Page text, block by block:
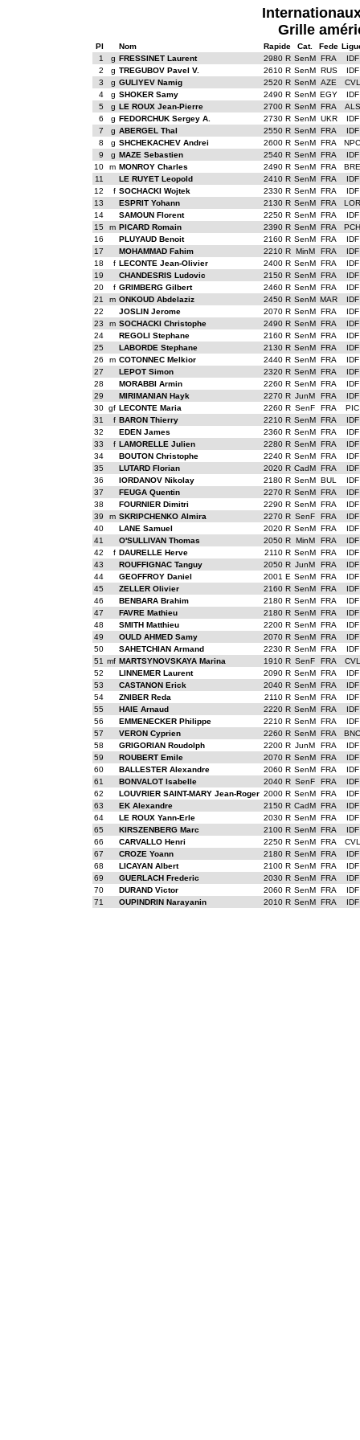
Grille
Pl Nom Rapide Cat. Fede
1
g FRESSINET Laurent 2980 R SenM FRA
IDF
2
g TREGUBOV Pavel V. 2610 R SenM RUS
IDF
3
g GULIYEV Namig 2520 R SenM AZE
CVL
4
g SHOKER Samy 2490 R SenM EGY
IDF
5
g LE ROUX Jean-Pierre 2700 R SenM FRA
ALS
6
g FEDORCHUK Sergey A. 2730 R SenM UKR
IDF
7
g ABERGEL Thal 2550 R SenM FRA
IDF
8
g SHCHEKACHEV Andrei 2600 R SenM FRA
NPC
9
g MAZE Sebastien 2540 R SenM FRA
IDF
10
m MONROY Charles 2490 R SenM FRA
BRE
11
LE RUYET Leopold 2410 R SenM FRA
IDF
12
f SOCHACKI Wojtek 2330 R SenM FRA
IDF
13
ESPRIT Yohann 2130 R SenM FRA
LOR
14
SAMOUN Florent 2250 R SenM FRA
IDF
15
m PICARD Romain 2390 R SenM FRA
PCH
16
PLUYAUD Benoit 2160 R SenM FRA
IDF
17
MOHAMMAD Fahim 2210 R MinM FRA
IDF
18
f LECONTE Jean-Olivier 2400 R SenM FRA
IDF
19
CHANDESRIS Ludovic 2150 R SenM FRA
IDF
20
f GRIMBERG Gilbert 2460 R SenM FRA
IDF
21
m ONKOUD Abdelaziz 2450 R SenM MAR
IDF
22
JOSLIN Jerome 2070 R SenM FRA
IDF
23
m SOCHACKI Christophe 2490 R SenM FRA
IDF
24
REGOLI Stephane 2160 R SenM FRA
IDF
25
LABORDE Stephane 2130 R SenM FRA
IDF
26
m COTONNEC Melkior 2440 R SenM FRA
IDF
27
LEPOT Simon 2320 R SenM FRA
IDF
28
MORABBI Armin 2260 R SenM FRA
IDF
29
MIRIMANIAN Hayk 2270 R JunM FRA
IDF
30 gf LECONTE Maria 2260 R SenF FRA
PIC
31
f BARON Thierry 2210 R SenM FRA
IDF
32
EDEN James 2360 R SenM FRA
IDF
33
f LAMORELLE Julien 2280 R SenM FRA
IDF
34
BOUTON Christophe 2240 R SenM FRA
IDF
35
LUTARD Florian 2020 R CadM FRA
IDF
36
IORDANOV Nikolay 2180 R SenM BUL
IDF
37
FEUGA Quentin 2270 R SenM FRA
IDF
38
FOURNIER Dimitri 2290 R SenM FRA
IDF
39
m SKRIPCHENKO Almira 2270 R SenF FRA
IDF
40
LANE Samuel 2020 R SenM FRA
IDF
41
O'SULLIVAN Thomas 2050 R MinM FRA
IDF
42
f DAURELLE Herve 2110 R SenM FRA
IDF
43
ROUFFIGNAC Tanguy 2050 R JunM FRA
IDF
44
GEOFFROY Daniel 2001 E SenM FRA
IDF
45
ZELLER Olivier 2160 R SenM FRA
IDF
46
BENBARA Brahim 2180 R SenM FRA
IDF
47
FAVRE Mathieu 2180 R SenM FRA
IDF
48
SMITH Matthieu 2200 R SenM FRA
IDF
49
OULD AHMED Samy 2070 R SenM FRA
IDF
50
SAHETCHIAN Armand 2230 R SenM FRA
IDF
51 mf MARTSYNOVSKAYA Marina 1910 R SenF FRA
CVL
52
LINNEMER Laurent 2090 R SenM FRA
IDF
53
CASTANON Erick 2040 R SenM FRA
IDF
54
ZNIBER Reda 2110 R SenM FRA
IDF
55
HAIE Arnaud 2220 R SenM FRA
IDF
56
EMMENECKER Philippe 2210 R SenM FRA
IDF
57
VERON Cyprien 2260 R SenM FRA
58
GRIGORIAN Roudolph 2200 R JunM FRA
IDF
59
ROUBERT Emile 2070 R SenM FRA
IDF
60
BALLESTER Alexandre 2060 R SenM FRA
IDF
61
BONVALOT Isabelle 2040 R SenF FRA
IDF
62
LOUVRIER SAINT-MARY Jean-Roger 2000 R SenM FRA
IDF
63
EK Alexandre 2150 R CadM FRA
IDF
64
LE ROUX Yann-Erle 2030 R SenM FRA
IDF
65
KIRSZENBERG Marc 2100 R SenM FRA
IDF
66
CARVALLO Henri 2250 R SenM FRA
CVL
67
CROZE Yoann 2180 R SenM FRA
IDF
68
LICAYAN Albert 2100 R SenM FRA
IDF
69
GUERLACH Frederic 2030 R SenM FRA
IDF
70
DURAND Victor 2060 R SenM FRA
IDF
71
OUPINDRIN Narayanin 2010 R SenM FRA IDF